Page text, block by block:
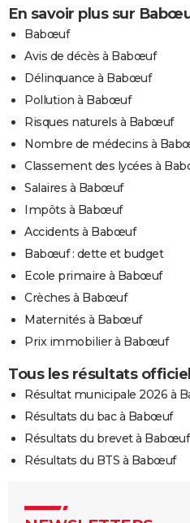
En savoir plus sur
Babœuf
Avis de décès à Babœuf
Délinquance à Babœuf
Pollution à Babœuf
Risques naturels à Babœuf
Nombre de médecins à
Classement des lycées à
Salaires à Babœuf
Impôts à Babœuf
Accidents à Babœuf
Babœuf : dette et budget
Ecole primaire à Babœuf
Crèches à Babœuf
Maternités à Babœuf
Prix immobilier à Babœuf
Tous les résultats
Résultat municipale 2026 à
Résultats du bac à Babœuf
Résultats du brevet à Babœuf
Résultats du BTS à Babœuf